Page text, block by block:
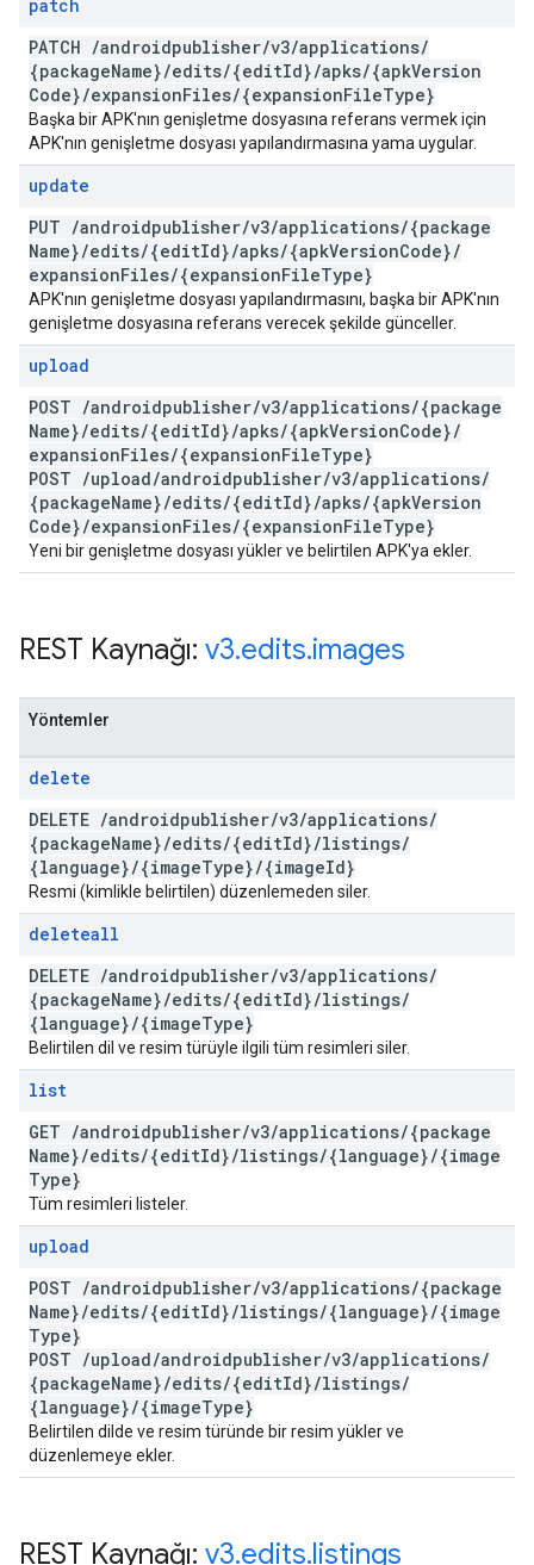
patch
PATCH /androidpublisher/v3/applications/
{packageName}/edits/{editId}/apks/{apkVersion
Code}/expansionFiles/{expansionFileType}
Başka bir APK'nın genişletme dosyasına referans vermek için
APK'nın genişletme dosyası yapılandırmasına yama uygular.
update
PUT /androidpublisher/v3/applications/{package
Name}/edits/{editId}/apks/{apkVersionCode}/
expansionFiles/{expansionFileType}
APK'nın genişletme dosyası yapılandırmasını, başka bir APK'nın
genişletme dosyasına referans verecek şekilde günceller.
upload
POST /androidpublisher/v3/applications/{package
Name}/edits/{editId}/apks/{apkVersionCode}/
expansionFiles/{expansionFileType}
POST /upload/androidpublisher/v3/applications/
{packageName}/edits/{editId}/apks/{apkVersion
Code}/expansionFiles/{expansionFileType}
Yeni bir genişletme dosyası yükler ve belirtilen APK'ya ekler.
REST Kaynağı: v3.edits.images
Yöntemler
delete
DELETE /androidpublisher/v3/applications/
{packageName}/edits/{editId}/listings/
{language}/{imageType}/{imageId}
Resmi (kimlikle belirtilen) düzenlemeden siler.
deleteall
DELETE /androidpublisher/v3/applications/
{packageName}/edits/{editId}/listings/
{language}/{imageType}
Belirtilen dil ve resim türüyle ilgili tüm resimleri siler.
list
GET /androidpublisher/v3/applications/{package
Name}/edits/{editId}/listings/{language}/{image
Type}
Tüm resimleri listeler.
upload
POST /androidpublisher/v3/applications/{package
Name}/edits/{editId}/listings/{language}/{image
Type}
POST /upload/androidpublisher/v3/applications/
{packageName}/edits/{editId}/listings/
{language}/{imageType}
Belirtilen dilde ve resim türünde bir resim yükler ve
düzenlemeye ekler.
REST Kaynağı: v3.edits.listings